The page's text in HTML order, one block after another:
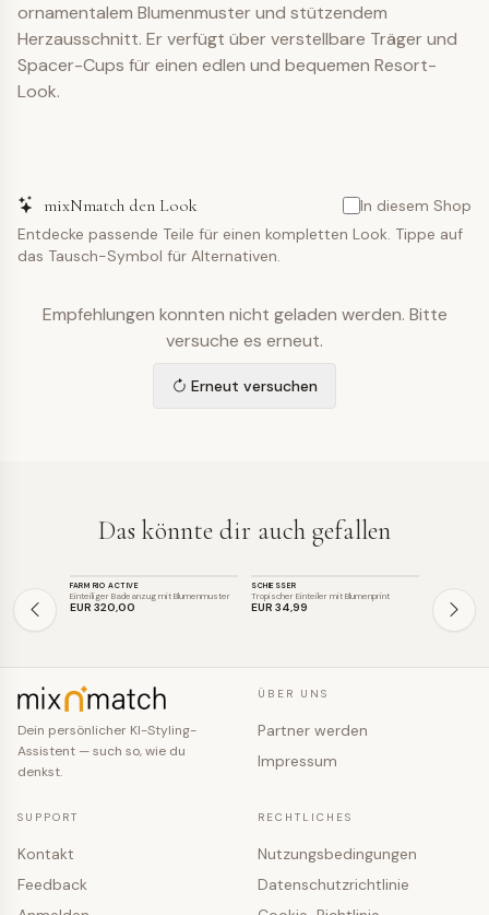
ornamentalem Blumenmuster und stützendem
Herzausschnitt. Er verfügt über verstellbare Träger und
Spacer-Cups für einen edlen und bequemen Resort-
Look.
mixNmatch den Look
In diesem Shop
Entdecke passende Teile für einen kompletten Look. Tippe auf
das Tausch-Symbol für Alternativen.
Empfehlungen konnten nicht geladen werden. Bitte
versuche es erneut.
Erneut versuchen
Das könnte dir auch gefallen
FARM RIO ACTIVE
Einteiliger Badeanzug mit Blumenmuster
EUR 320,00
SCHIESSER
Tropischer Einteiler mit Blumenprint
EUR 34,99
SALE
EUR 95
Dein persönlicher KI-Styling-
Assistent — such so, wie du
denkst.
ÜBER UNS
Partner werden
Impressum
SUPPORT
Kontakt
Feedback
RECHTLICHES
Nutzungsbedingungen
Datenschutzrichtlinie